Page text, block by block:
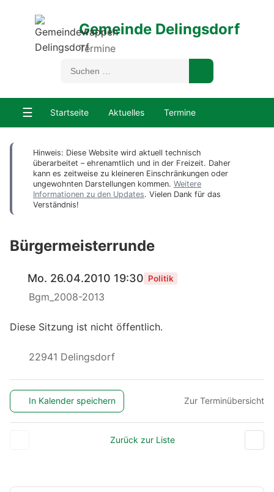
Gemeinde Delingsdorf
Termine
☰ Startseite Aktuelles Termine
Hinweis: Diese Website wird aktuell technisch
überarbeitet – ehrenamtlich und in der Freizeit. Daher
kann es zeitweise zu kleineren Einschränkungen oder
ungewohnten Darstellungen kommen. Weitere
Informationen zu den Updates. Vielen Dank für das
Verständnis!
Bürgermeisterrunde
Mo. 26.04.2010 19:30 Politik
Bgm_2008-2013
Diese Sitzung ist nicht öffentlich.
22941 Delingsdorf
In Kalender speichern Zur Terminübersicht
Zurück zur Liste